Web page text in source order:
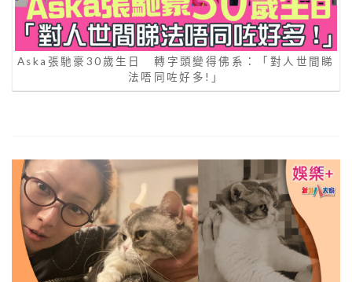
Aska張馳豪30歲生日 轉字頭變得佛系：「對人世間睇
法唔同咗好多!」